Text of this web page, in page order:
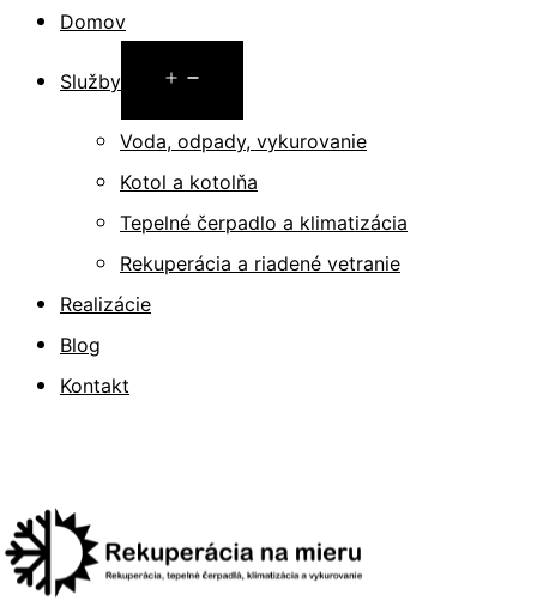
Preskočiť
obsah
Domov
Služby
menu
Voda, odpady, vykurovanie
Kotol a kotolňa
Tepelné čerpadlo a klimatizácia
Rekuperácia a riadené vetranie
Realizácie
Blog
Kontakt